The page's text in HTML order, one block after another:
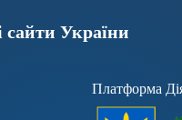
сайти України
Платформа